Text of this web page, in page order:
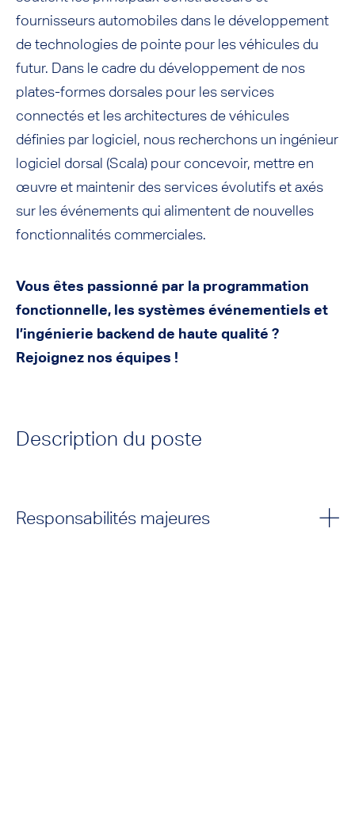
fournisseurs automobiles dans le développement
de technologies de pointe pour les véhicules du
futur. Dans le cadre du développement de nos
plates-formes dorsales pour les services
connectés et les architectures de véhicules
définies par logiciel, nous recherchons un ingénieur
logiciel dorsal (Scala) pour concevoir, mettre en
œuvre et maintenir des services évolutifs et axés
sur les événements qui alimentent de nouvelles
fonctionnalités commerciales.
Vous êtes passionné par la programmation
fonctionnelle, les systèmes événementiels et
l’ingénierie backend de haute qualité ?
Rejoignez nos équipes !
Description du poste
Responsabilités majeures